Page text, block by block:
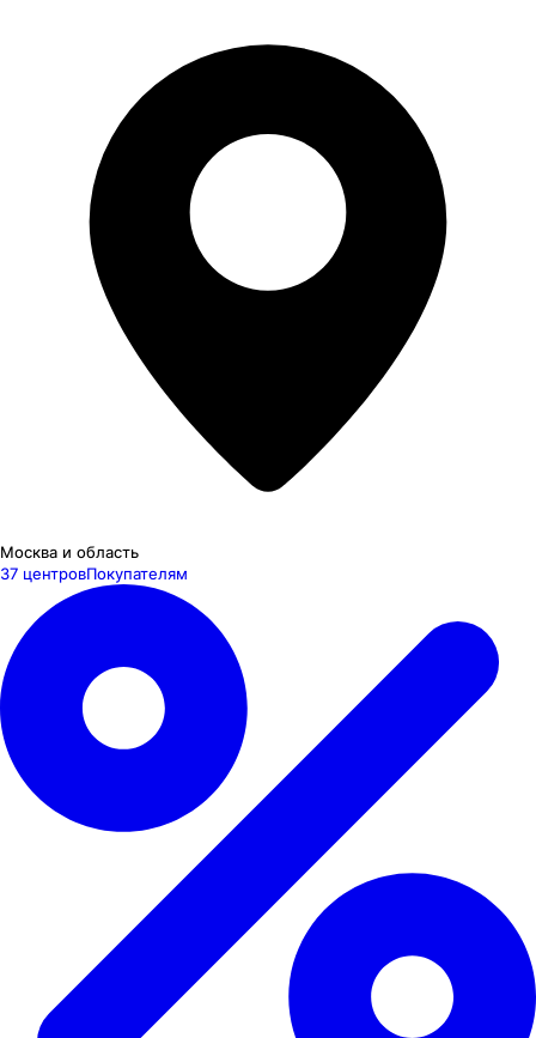
Москва и область
37 центровПокупателям